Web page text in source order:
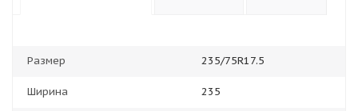
Размер 235/75R17.5
Ширина 235